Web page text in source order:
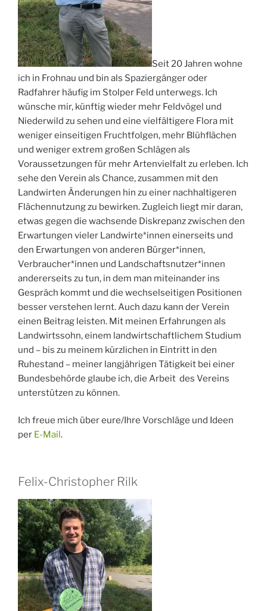
Seit 20 Jahren wohne
ich in Frohnau und bin als Spaziergänger oder
Radfahrer häufig im Stolper Feld unterwegs. Ich
wünsche mir, künftig wieder mehr Feldvögel und
Niederwild zu sehen und eine vielfältigere Flora mit
weniger einseitigen Fruchtfolgen, mehr Blühflächen
und weniger extrem großen Schlägen als
Voraussetzungen für mehr Artenvielfalt zu erleben. Ich
sehe den Verein als Chance, zusammen mit den
Landwirten Änderungen hin zu einer nachhaltigeren
Flächennutzung zu bewirken. Zugleich liegt mir daran,
etwas gegen die wachsende Diskrepanz zwischen den
Erwartungen vieler Landwirte*innen einerseits und
den Erwartungen von anderen Bürger*innen,
Verbraucher*innen und Landschaftsnutzer*innen
andererseits zu tun, in dem man miteinander ins
Gespräch kommt und die wechselseitigen Positionen
besser verstehen lernt. Auch dazu kann der Verein
einen Beitrag leisten. Mit meinen Erfahrungen als
Landwirtssohn, einem landwirtschaftlichem Studium
und – bis zu meinem kürzlichen in Eintritt in den
Ruhestand – meiner langjährigen Tätigkeit bei einer
Bundesbehörde glaube ich, die Arbeit des Vereins
unterstützen zu können.
Ich freue mich über eure/Ihre Vorschläge und Ideen
per E-Mail.
Felix-Christopher Rilk